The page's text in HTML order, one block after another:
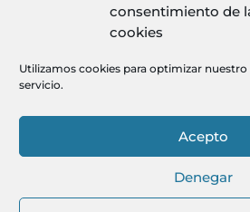
consentimiento de
cookies
Utilizamos cookies para optimizar
servicio.
Acepto
Denegar
Política de
©2020 Berbel